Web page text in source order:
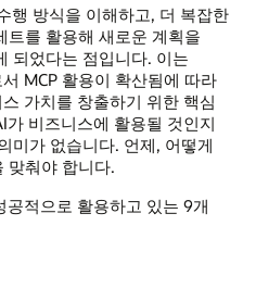
행 방식을 이해하고, 더 복잡한
트를 활용해 새로운 계획을
되었다는 점입니다. 이는
MCP 활용이 확산됨에 따라
가치를 창출하기 위한 핵심
비즈니스에 활용될 것인지
미가 없습니다. 언제, 어떻게
맞춰야 합니다.
적으로 활용하고 있는 9개